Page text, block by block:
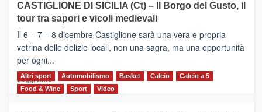
MOIO
ALCANTARA
–
Vivicittà,
alla
scoperta
del
territorio,
CASTIGLIONE DI SICILIA (Ct) – Il Borgo del Gusto, il
tour tra sapori e vicoli medievali
Il 6 – 7 – 8 dicembre Castiglione sarà una vera e propria
vetrina delle delizie locali, non una sagra, ma una opportunità
per ogni...
Leggi tuttoLeggi
di
Altri sport Automobilismo Basket Calcio
Calcio a 5
Food & Wine
Sport Video